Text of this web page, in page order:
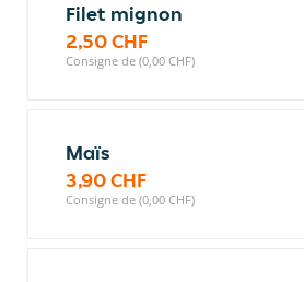
Filet mignon
2,50 CHF
Consigne de (0,00 CHF)
Maïs
3,90 CHF
Consigne de (0,00 CHF)